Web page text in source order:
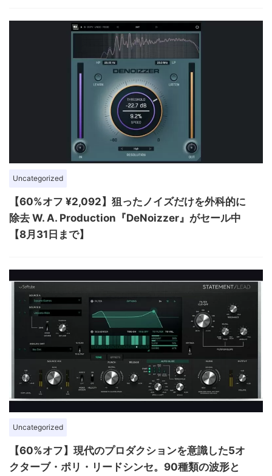
Uncategorized
【60%オフ ¥2,092】狙ったノイズだけを外科的に
除去 W. A. Production『DeNoizzer』がセール中
【8月31日まで】
Uncategorized
【60%オフ】現代のプロダクションを意識した5オ
クターブ・ポリ・リードシンセ。90種類の波形と